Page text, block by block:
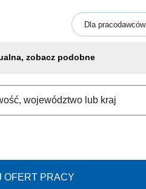
Dla pracodawców
zobacz podobne
OFERT PRACY